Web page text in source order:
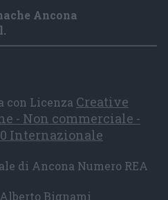
Ancona
con Licenza Creative
- Non commerciale -
Internazionale
di Ancona Numero REA
Bignami